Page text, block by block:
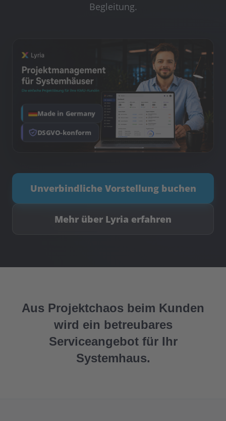
Begleitung.
Made in Germany
DSGVO-konform
Unverbindliche Vorstellung buchen
Mehr über Lyria erfahren
Aus Projektchaos beim Kunden
wird ein betreubares
Serviceangebot für Ihr
Systemhaus.